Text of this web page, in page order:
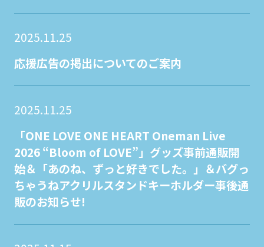
2025.11.25
応援広告の掲出についてのご案内
2025.11.25
「ONE LOVE ONE HEART Oneman Live
2026 “Bloom of LOVE”」グッズ事前通販開
始＆「あのね、ずっと好きでした。」＆バグっ
ちゃうねアクリルスタンドキーホルダー事後通
販のお知らせ!